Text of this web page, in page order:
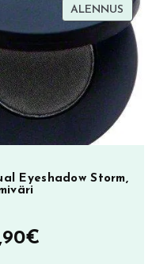
on:
9,90€.
ALENNUS
Eyeshadow Storm,
€Nykyinen